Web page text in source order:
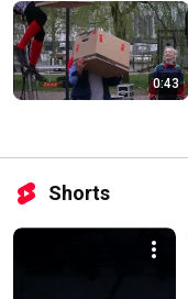
0:43
Shorts